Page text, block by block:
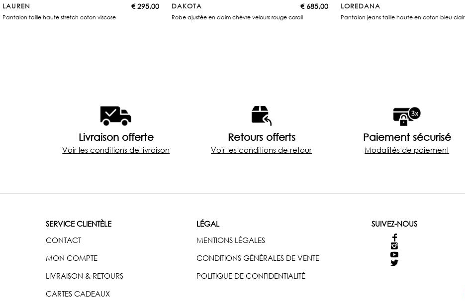
LAUREN
Pantalon taille haute stretch coton viscose
€295,00 DAKOTA
Robe ajustée en daim chèvre velours rouge corail
€685,00 LOREDANA
Pantalon jeans taille haute en coton bleu clair
Livraison offerte
Voir les conditions de livraison
Retours offerts
Voir les conditions de retour
Paiement sécurisé
Modalités de paiement
SERVICE CLIENTÈLE
CONTACT
MON COMPTE
LIVRAISON & RETOURS
CARTES CADEAUX
LÉGAL
MENTIONS LÉGALES
CONDITIONS GÉNÉRALES DE VENTE
POLITIQUE DE CONFIDENTIALITÉ
SUIVEZ-NOUS